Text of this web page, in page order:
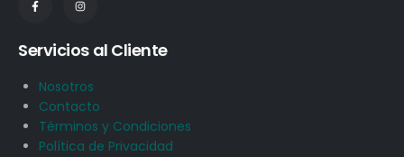
Servicios al Cliente
Nosotros
Contacto
Términos y Condiciones
Política de Privacidad